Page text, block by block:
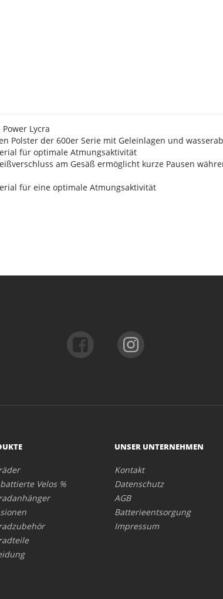
Lycra
Polster der 600er Serie mit Geleinlagen und
für optimale Atmungsaktivität
am Gesäß ermöglicht kurze Pausen
für eine optimale Atmungsaktivität
Velos %
UNSER UNTERNEHMEN
Kontakt
Datenschutz
AGB
Batterieentsorgung
Impressum